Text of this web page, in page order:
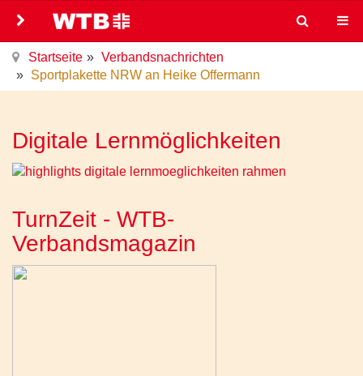
Startseite
Verbandsnachrichten
Sportplakette NRW an Heike Offermann
Digitale Lernmöglichkeiten
TurnZeit - WTB-
Verbandsmagazin